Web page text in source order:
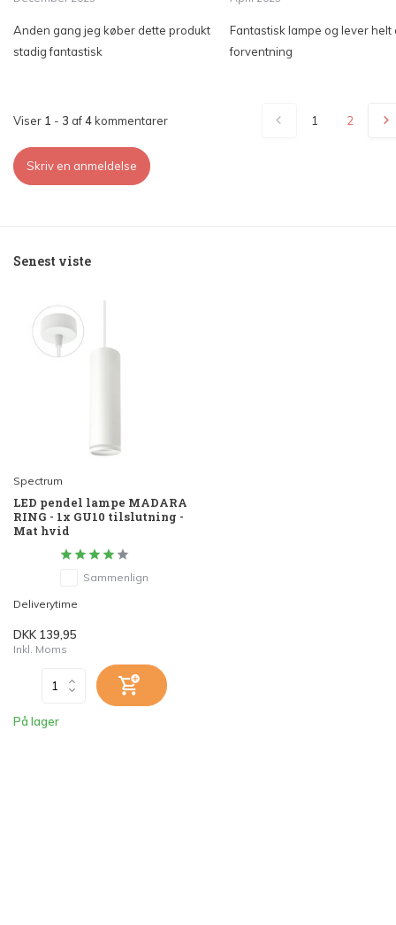
Anden gang jeg køber dette produkt
stadig fantastisk
Fantastisk lampe og lever helt
forventning
Viser 1 - 3 af4kommentarer 1 2
Skriv en anmeldelse
Senest viste
Spectrum
LED pendel lampe MADARA
RING - 1x GU10 tilslutning -
Mat hvid
Sammenlign
Deliverytime
DKK 139,95
Inkl. Moms
På lager